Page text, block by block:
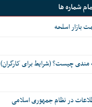
شماره ها
بازار اسلحه
مندی چیست؟ (شرایط برای کارگران)
در نظام جمهوری اسلامی